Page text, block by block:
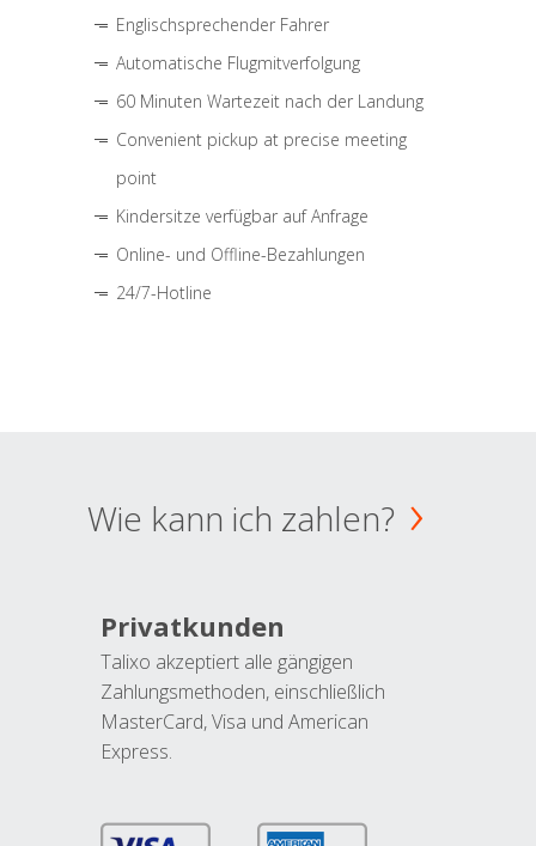
Englischsprechender Fahrer
Automatische Flugmitverfolgung
60 Minuten Wartezeit nach der Landung
Convenient pickup at precise meeting
point
Kindersitze verfügbar auf Anfrage
Online- und Offline-Bezahlungen
24/7-Hotline
Wie kann ich zahlen?
Privatkunden
Talixo akzeptiert alle gängigen
Zahlungsmethoden, einschließlich
MasterCard, Visa und American
Express.